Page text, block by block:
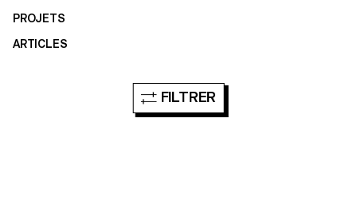
PROJETS
ARTICLES
FILTRER